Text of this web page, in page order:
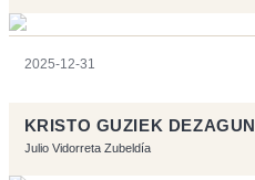
2025-12-31
KRISTO GUZIEK DEZAGUN
Julio Vidorreta Zubeldía